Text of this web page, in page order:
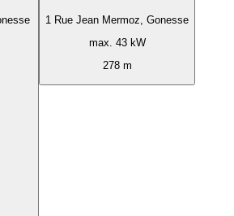
1 Rue Jean Mermoz, Gonesse
max. 43 kW
278 m